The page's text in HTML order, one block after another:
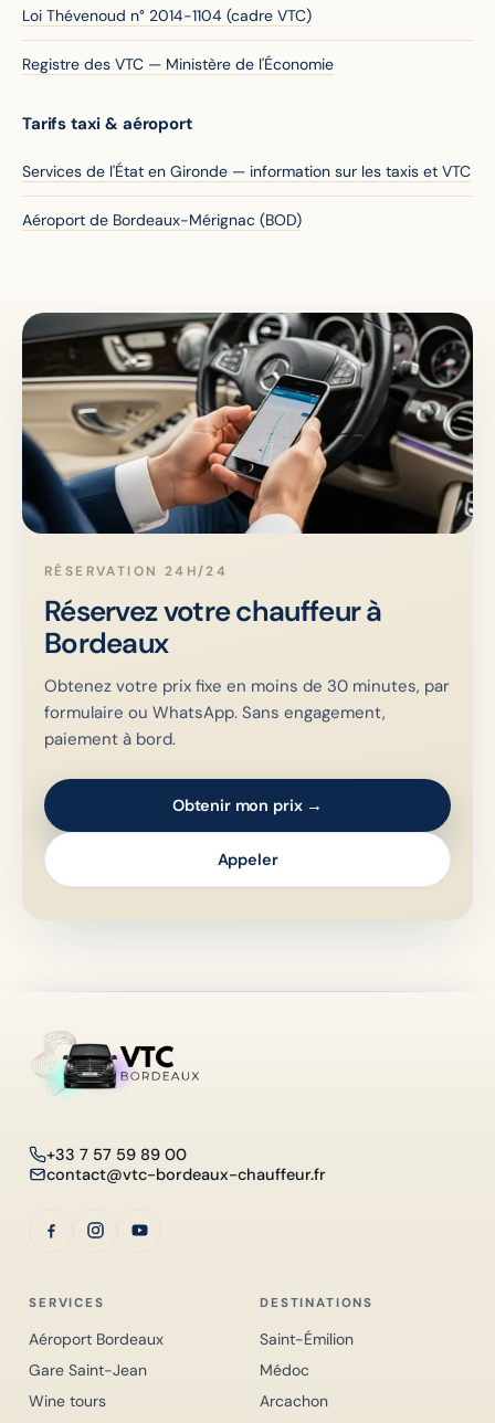
Loi Thévenoud n° 2014-1104 (cadre VTC)
Registre des VTC — Ministère de l'Économie
Tarifs taxi & aéroport
Services de l'État en Gironde — information sur les taxis et VTC
Aéroport de Bordeaux-Mérignac (BOD)
RÉSERVATION 24H/24
Réservez votre chauffeur à
Bordeaux
Obtenez votre prix fixe en moins de 30 minutes, par
formulaire ou WhatsApp. Sans engagement,
paiement à bord.
Obtenir mon prix →
Appeler
+33 7 57 59 89 00
contact@vtc-bordeaux-chauffeur.fr
SERVICES
Aéroport Bordeaux
Gare Saint-Jean
Wine tours
DESTINATIONS
Saint-Émilion
Médoc
Arcachon